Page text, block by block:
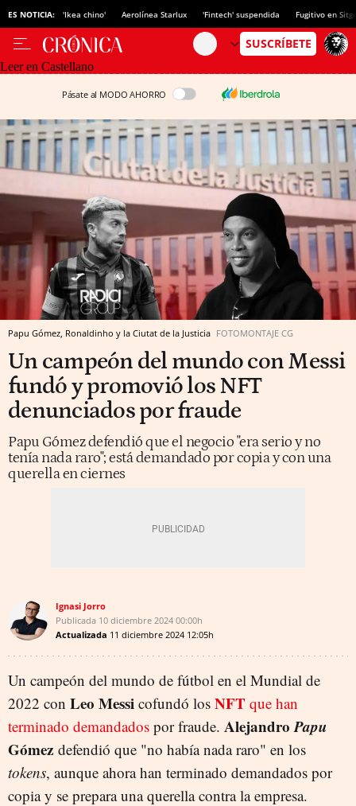
ES NOTICIA: 'Ikea chino' Aerolínea Starlux 'Fintech' suspendida Fugitivo en
Leer en Castellano
Pásate al MODO AHORRO
Papu Gómez, Ronaldinho y la Ciutat de la Justicia FOTOMONTAJE CG
Un campeón del mundo con Messi
fundó y promovió los NFT
denunciados por fraude
Papu Gómez defendió que el negocio "era serio y no
tenía nada raro"; está demandado por copia y con una
querella en ciernes
Ignasi Jorro
Publicada 10 diciembre 2024 00:00h
Actualizada 11 diciembre 2024 12:05h
Un campeón del mundo de fútbol en el Mundial de
2022 con Leo Messi cofundó los NFT que han
terminado demandados por fraude. AlejandroPapu
Gómez defendió que "no había nada raro" en los
tokens, aunque ahora han terminado demandados por
copia y se prepara una querella contra la empresa.